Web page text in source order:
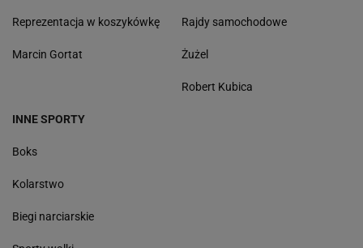
Reprezentacja w koszykówkę
Marcin Gortat
Rajdy samochodowe
Żużel
Robert Kubica
INNE SPORTY
Boks
Kolarstwo
Biegi narciarskie